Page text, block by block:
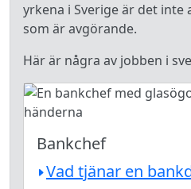
yrkena i Sverige är det
som är avgörande.
Här är några av jobben i
Bankchef
Vad tjänar en